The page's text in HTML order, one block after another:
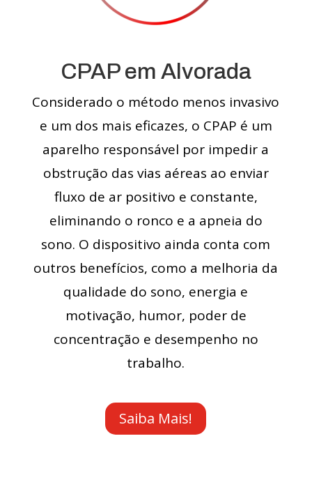
CPAP em Alvorada
Considerado o método menos invasivo
e um dos mais eficazes, o CPAP é um
aparelho responsável por impedir a
obstrução das vias aéreas ao enviar
fluxo de ar positivo e constante,
eliminando o ronco e a apneia do
sono. O dispositivo ainda conta com
outros benefícios, como a melhoria da
qualidade do sono, energia e
motivação, humor, poder de
concentração e desempenho no
trabalho.
Saiba Mais!